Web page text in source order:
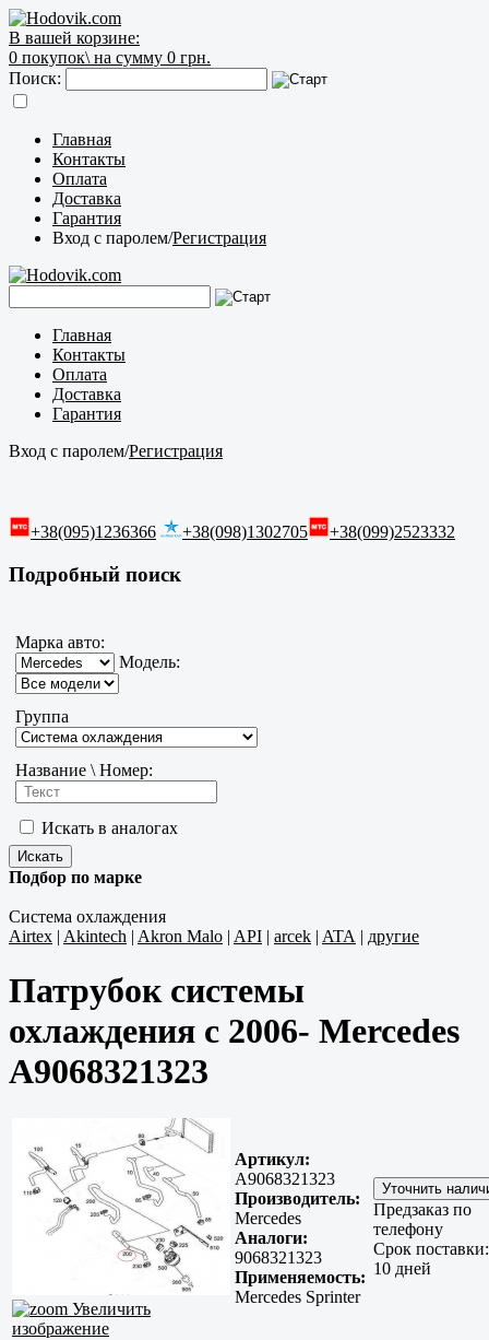
В вашей корзине:
0 покупок\ на сумму 0 грн.
Поиск:
Главная
Контакты
Оплата
Доставка
Гарантия
Вход с паролем/Регистрация
Главная
Контакты
Оплата
Доставка
Гарантия
Вход с паролем/Регистрация
+38(095)1236366 +38(098)1302705 +38(099)2523332
Подробный поиск
Марка авто:
Модель:
Группа
Название \ Номер:
Искать в аналогах
Подбор по марке
Система охлаждения
Airtex | Akintech | Akron Malo | API | arcek | ATA | другие
Патрубок системы
охлаждения с 2006- Mercedes
A9068321323
Увеличить
изображение
Артикул:
A9068321323
Производитель:
Mercedes
Аналоги:
9068321323
Применяемость:
Mercedes Sprinter
Предзаказ по
телефону
Срок
10 дней